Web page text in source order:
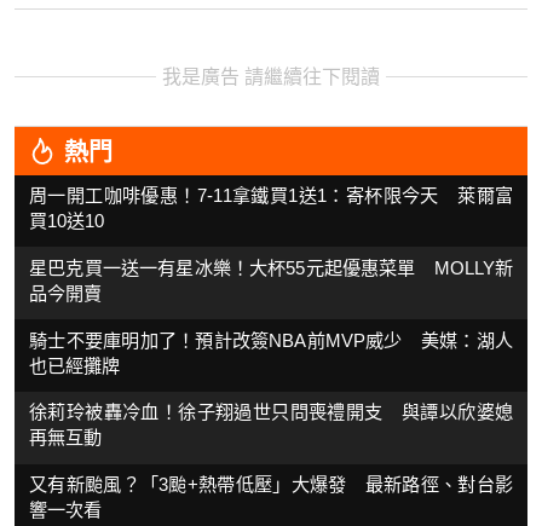
我是廣告 請繼續往下閱讀
熱門
周一開工咖啡優惠！7-11拿鐵買1送1：寄杯限今天 萊爾富
買10送10
星巴克買一送一有星冰樂！大杯55元起優惠菜單 MOLLY新
品今開賣
騎士不要庫明加了！預計改簽NBA前MVP威少 美媒：湖人
也已經攤牌
徐莉玲被轟冷血！徐子翔過世只問喪禮開支 與譚以欣婆媳
再無互動
又有新颱風？「3颱+熱帶低壓」大爆發 最新路徑、對台影
響一次看